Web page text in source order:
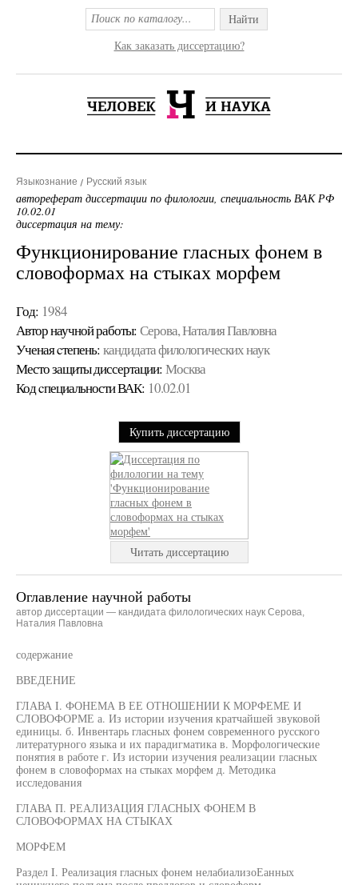
Найти
Как заказать диссертацию?
Языкознание Русский язык
автореферат диссертации по филологии, специальность ВАК РФ
10.02.01
диссертация на тему:
Функционирование гласных фонем в
словоформах на стыках морфем
Год: 1984
Автор научной работы: Серова, Наталия Павловна
Ученая cтепень: кандидата филологических наук
Место защиты диссертации: Москва
Код cпециальности ВАК: 10.02.01
Купить диссертацию
Читать диссертацию
Оглавление научной работы
автор диссертации — кандидата филологических наук Серова,
Наталия Павловна
содержание
ВВЕДЕНИЕ
ГЛАВА I. ФОНЕМА В ЕЕ ОТНОШЕНИИ К МОРФЕМЕ И
СЛОВОФОРМЕ а. Из истории изучения кратчайшей звуковой
единицы. б. Инвентарь гласных фонем современного русского
литературного языка и их парадигматика в. Морфологические
понятия в работе г. Из истории изучения реализации гласных
фонем в словоформах на стыках морфем д. Методика
исследования
ГЛАВА П. РЕАЛИЗАЦИЯ ГЛАСНЫХ ФОНЕМ В
СЛОВОФОРМАХ НА СТЫКАХ
МОРФЕМ
Раздел I. Реализация гласных фонем нелабиализоЕанных